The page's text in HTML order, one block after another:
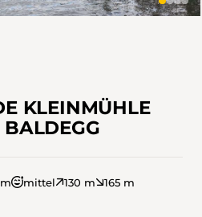
KLEINMÜHLE
mittel 130 m
165 m